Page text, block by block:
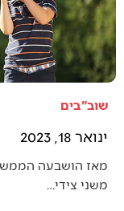
שוב"בים
ינואר 18, 2023
מאז הושבעה
משני צידי…